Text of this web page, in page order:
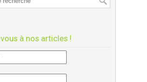
à nos articles !